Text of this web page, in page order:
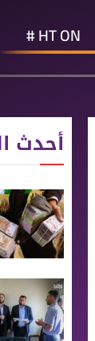
HT ON #
أحدث